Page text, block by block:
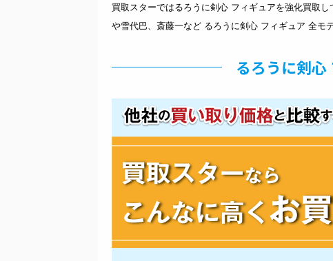
買取スターではるろうに剣心 フィギュアを強化買取
や雪代巴、斎藤一など るろうに剣心 フィギュア 全モ
るろうに剣心